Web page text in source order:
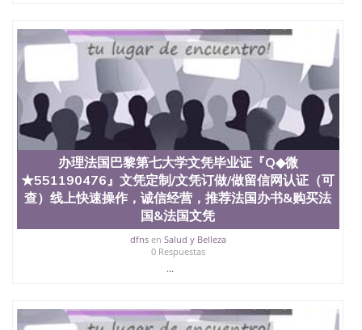
Jose State University）圣何塞州立大学学历证书
（San Jose State University）澳洲读书未毕业找人做
文凭学位qq微信551190476澳洲读CQU中央昆士兰大
学学历 绩单购买学位证书/澳洲读本科硕士做文凭/购
买澳洲大学毕业证成绩单假文凭学历
offieUniversityofSouthernQueensland 澳洲读书未毕
业找人做文凭学位qq微信551190476澳洲读CQU中央
昆士兰大学学历成绩单购买学位证书/澳洲读本科硕
士做文凭/购买澳洲大学毕业证成绩单假文凭学历办
理法国巴黎大学文凭毕业证『Q◆微★551190476』文
凭定制/文凭订做/做留信网认证（可查）线上快速操
作，诚信经营，推荐法国办书&购买法国&法国文凭成
绩单制作+◆办理各国各大学文凭(世界名校一对一专
业服务）办理毕业证成绩单制作本科文凭/学士学位
证认证购买学位证书Université de Paris
办理法国巴黎第七大学文凭毕业证『Q◆微
★551190476』文凭定制/文凭订做/做留信网认证（可
查）线上快速操作，诚信经营，推荐法国办书&购买法
国&法国文凭
dfnsen Salud y Belleza
0 Respuestas
...